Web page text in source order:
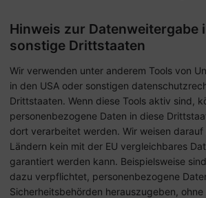
Hinweis zur Datenweitergabe
sonstige Drittstaaten
Wir verwenden unter anderem Tools von
in den USA oder sonstigen
Drittstaaten. Wenn diese Tools aktiv sind,
personenbezogene Daten in diese
dort verarbeitet werden. Wir weisen darauf
Ländern kein mit der EU vergleichbares
garantiert werden kann. Beispielsweise
dazu verpflichtet, personenbezogene
Sicherheitsbehörden herauszugeben, ohne